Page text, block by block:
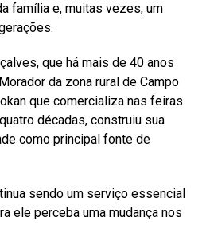
família e, muitas vezes, um
que há mais de 40 anos
da zona rural de Campo
que comercializa nas feiras
décadas, construiu sua
como principal fonte de
sendo um serviço essencial
ele perceba uma mudança nos